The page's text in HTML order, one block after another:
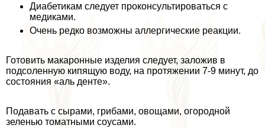
Диабетикам следует проконсультироваться с
медиками.
Очень редко возможны аллергические реакции.
Готовить макаронные изделия следует, заложив в
подсоленную кипящую воду, на протяжении 7-9 минут, до
состояния «аль денте».
Подавать с сырами, грибами, овощами, огородной
зеленью томатными соусами.